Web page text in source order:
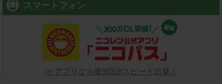
スマートフォン
⇒ アプリなら最短3分スピード出発！